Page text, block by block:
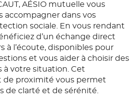
AÉSIO mutuelle vous
accompagner dans vos
sociale. En vous rendant
d’un échange direct
à l’écoute, disponibles pour
et vous aider à choisir des
à votre situation. Cet
de proximité vous permet
de clarté et de sérénité.